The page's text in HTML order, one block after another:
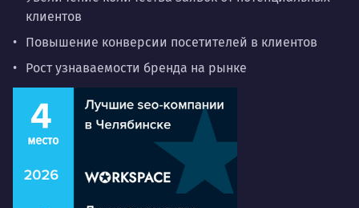
клиентов
Повышение конверсии посетителей в клиентов
Рост узнаваемости бренда на рынке